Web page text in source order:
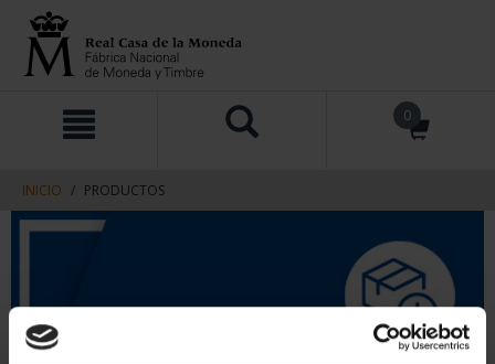
contenido
navegacin
0
INICIO PRODUCTOS